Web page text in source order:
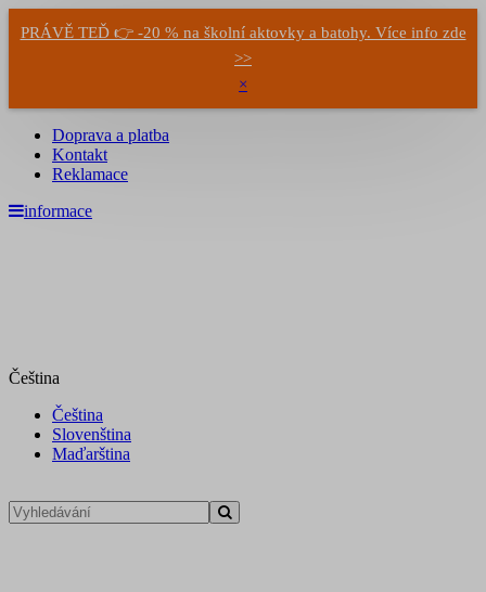
PRÁVĚ TEĎ 👉 -20 % na školní aktovky a batohy. Více info zde
>>
×
Doprava a platba
Kontakt
Reklamace
informace
Čeština
Čeština
Slovenština
Maďarština